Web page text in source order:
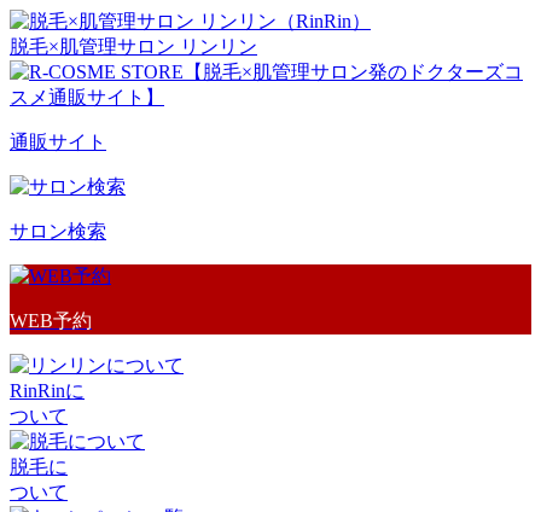
脱毛×肌管理サロン リンリン
通販サイト
サロン検索
WEB予約
RinRinに
ついて
脱毛に
ついて